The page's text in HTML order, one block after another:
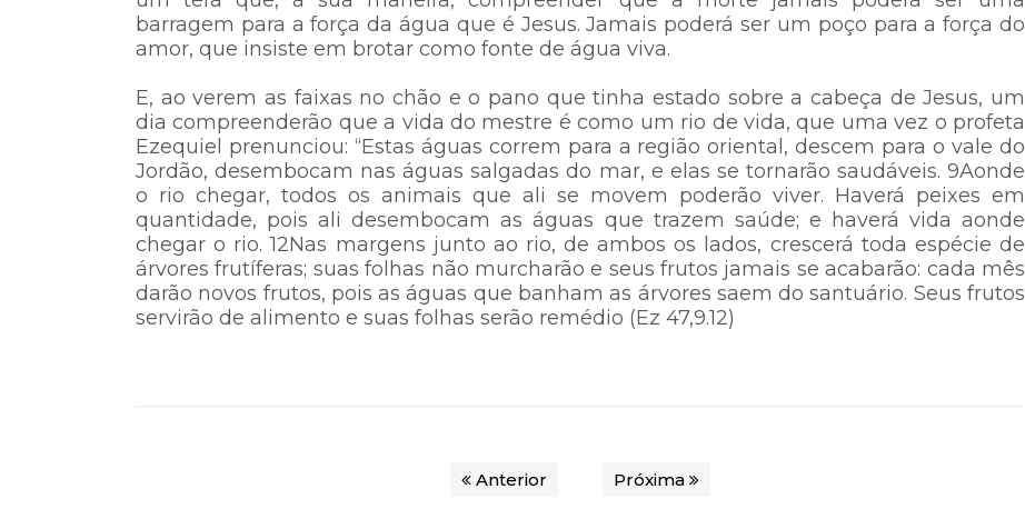
barragem para a força da água que é Jesus. Jamais poderá ser um poço para a força do
amor, que insiste em brotar como fonte de água viva.
E, ao verem as faixas no chão e o pano que tinha estado sobre a cabeça de Jesus, um
dia compreenderão que a vida do mestre é como um rio de vida, que uma vez o profeta
Ezequiel prenunciou: “Estas águas correm para a região oriental, descem para o vale do
Jordão, desembocam nas águas salgadas do mar, e elas se tornarão saudáveis. 9Aonde
o rio chegar, todos os animais que ali se movem poderão viver. Haverá peixes em
quantidade, pois ali desembocam as águas que trazem saúde; e haverá vida aonde
chegar o rio. 12Nas margens junto ao rio, de ambos os lados, crescerá toda espécie de
árvores frutíferas; suas folhas não murcharão e seus frutos jamais se acabarão: cada mês
darão novos frutos, pois as águas que banham as árvores saem do santuário. Seus frutos
servirão de alimento e suas folhas serão remédio (Ez 47,9.12)
Anterior Próxima